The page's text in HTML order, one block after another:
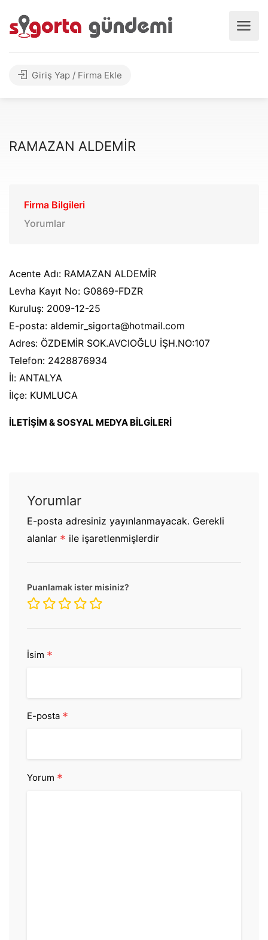
Giriş Yap / Firma Ekle
RAMAZAN ALDEMİR
Firma Bilgileri
Yorumlar
Acente Adı: RAMAZAN ALDEMİR
Levha Kayıt No: G0869-FDZR
Kuruluş: 2009-12-25
E-posta: aldemir_sigorta@hotmail.com
Adres: ÖZDEMİR SOK.AVCIOĞLU İŞH.NO:107
Telefon: 2428876934
İl: ANTALYA
İlçe: KUMLUCA
İLETİŞİM & SOSYAL MEDYA BİLGİLERİ
Yorumlar
E-posta adresiniz yayınlanmayacak. Gerekli
alanlar * ile işaretlenmişlerdir
Puanlamak ister misiniz?
İsim *
E-posta *
Yorum *